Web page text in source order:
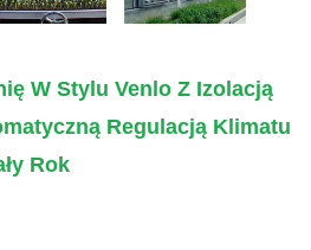
W Stylu Venlo Z Izolacją
Regulacją Klimatu
Rok